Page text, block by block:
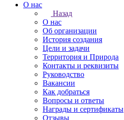
О нас
Назад
О нас
Об организации
История создания
Цели и задачи
Территория и Природа
Контакты и реквизиты
Руководство
Вакансии
Как добраться
Вопросы и ответы
Награды и сертификаты
Отзывы